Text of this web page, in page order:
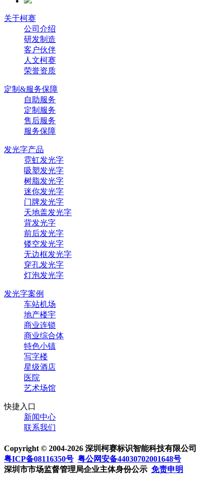
关于柯赛
公司介绍
研发制造
客户伙伴
人文柯赛
荣誉资质
定制&服务保障
自助服务
定制服务
售后服务
服务保障
发光字产品
霓虹发光字
吸塑发光字
树脂发光字
迷你发光字
门牌发光字
天地盖发光字
背发光字
前后发光字
镂空发光字
无边框发光字
穿孔发光字
灯泡发光字
发光字案例
车站机场
地产楼宇
商业连锁
商业综合体
特色小镇
写字楼
星级酒店
医院
艺术场馆
快捷入口
新闻中心
联系我们
Copyright © 2004-2026 深圳柯赛标识智能科技有限公司
粤ICP备08116350号 粤公网安备44030702001648号
深圳市市场监督管理局企业主体身份公示 免责申明